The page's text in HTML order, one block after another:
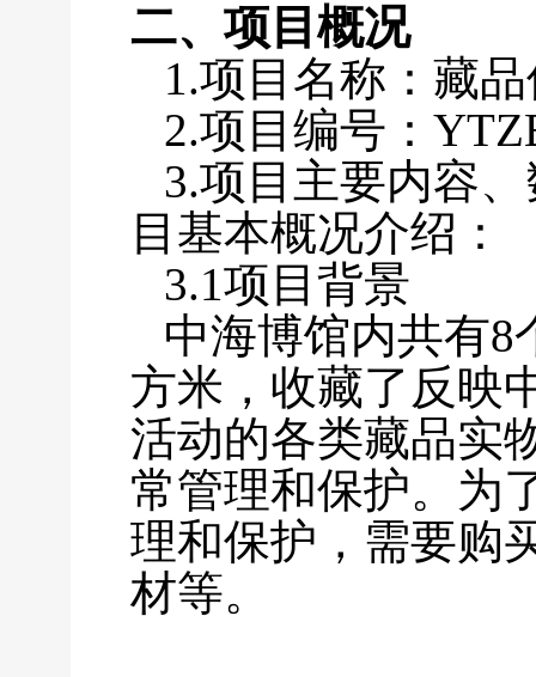
二、项目概况
1.项目名称：藏
2.项目编号：
3.项目主要内容
目基本概况介绍：
3.1项目背景
中海博馆内共有8
方米，收藏了反映
活动的各类藏品实
常管理和保护。为
理和保护，需要购
材等。